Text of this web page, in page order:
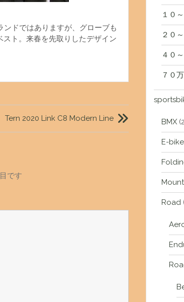
ドではありますが、グローブも
ト。来春を先取りしたデザイン
Tern 2020 Link C8 Modern Line
です
１０
２０
４０
７０
BMX
E-bike
Road